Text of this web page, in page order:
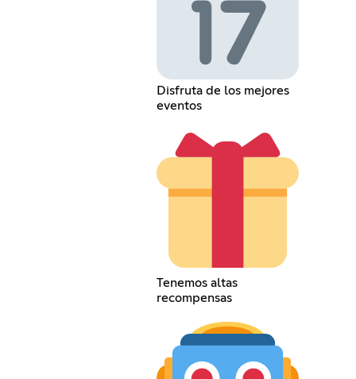
Disfruta de los mejores
eventos
Tenemos altas
recompensas